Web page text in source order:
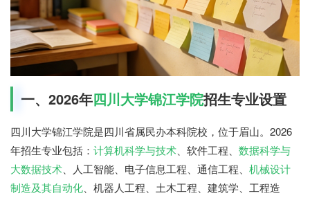
一、2026年四川大学锦江学院招生专业设置
四川大学锦江学院是四川省属民办本科院校，位于眉山。2026
年招生专业包括： 计算机科学与技术、软件工程、 数据科学与
大数据技术、人工智能、电子信息工程、通信工程、 机械设计
制造及其自动化、机器人工程、土木工程、建筑学、工程造